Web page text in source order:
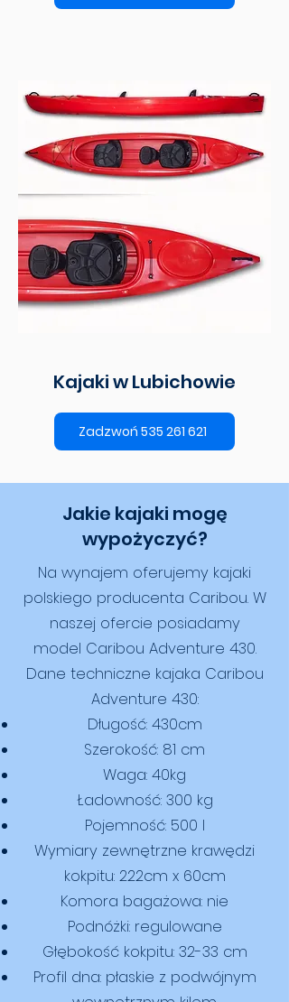
Kajaki w Lubichowie
Zadzwoń 535 261 621
Jakie kajaki mogę
wypożyczyć?
Na wynajem oferujemy kajaki
polskiego producenta Caribou. W
naszej ofercie posiadamy
model Caribou Adventure 430.
Dane techniczne kajaka Caribou
Adventure 430:
Długość: 430cm
Szerokość: 81 cm
Waga: 40kg
Ładowność: 300 kg
Pojemność: 500 l
Wymiary zewnętrzne krawędzi
kokpitu: 222cm x 60cm
Komora bagażowa: nie
Podnóżki: regulowane
Głębokość kokpitu: 32-33 cm
Profil dna: płaskie z podwójnym